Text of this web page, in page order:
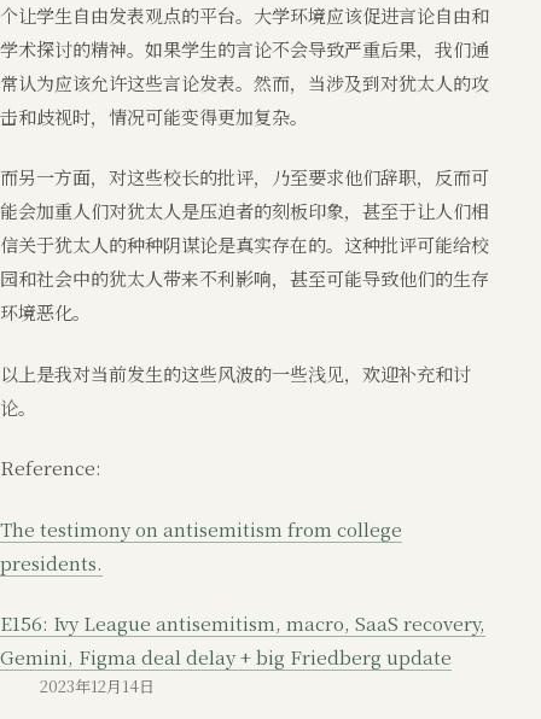
个让学生自由发表观点的平台。大学环境应该促进言论自由和
学术探讨的精神。如果学生的言论不会导致严重后果，我们通
常认为应该允许这些言论发表。然而，当涉及到对犹太人的攻
击和歧视时，情况可能变得更加复杂。
而另一方面，对这些校长的批评，乃至要求他们辞职，反而可
能会加重人们对犹太人是压迫者的刻板印象，甚至于让人们相
信关于犹太人的种种阴谋论是真实存在的。这种批评可能给校
园和社会中的犹太人带来不利影响，甚至可能导致他们的生存
环境恶化。
以上是我对当前发生的这些风波的一些浅见，欢迎补充和讨
论。
Reference:
The testimony on antisemitism from college
presidents.
E156: Ivy League antisemitism, macro, SaaS recovery,
Gemini, Figma deal delay + big Friedberg update
2023年12月14日